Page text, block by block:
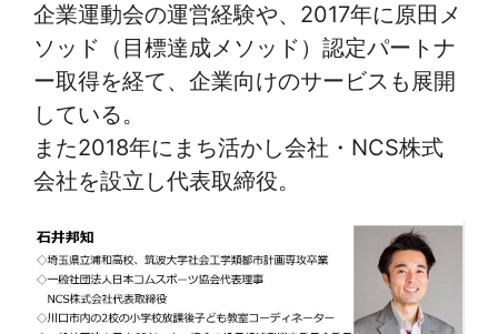
企業運動会の運営経験や、2017年に原田メ
ソッド（目標達成メソッド）認定パートナ
ー取得を経て、企業向けのサービスも展開
している。
また2018年にまち活かし会社・NCS株式
会社を設立し代表取締役。